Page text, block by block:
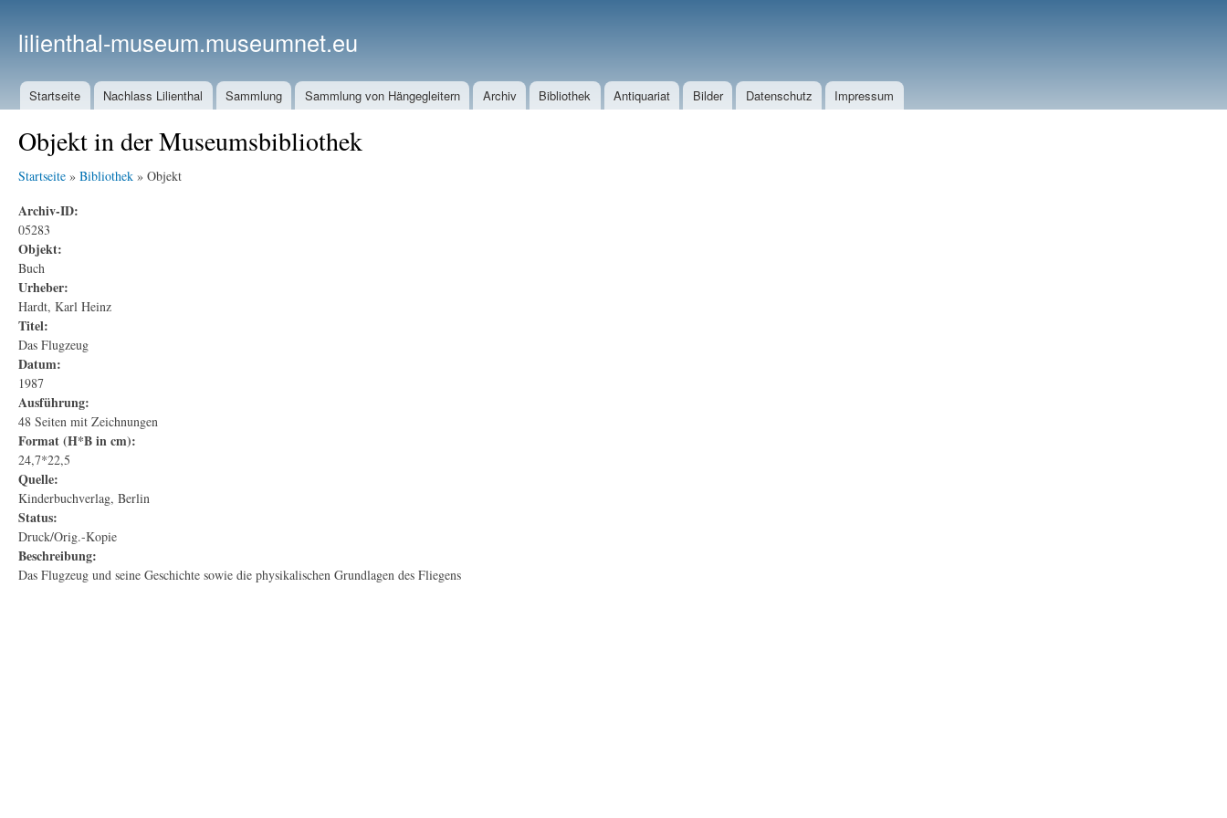
lilienthal-museum.museumnet.eu
Startseite Nachlass Lilienthal Sammlung Sammlung von Hängegleitern Archiv Bibliothek Antiquariat Bilder Datenschutz Impressum
Objekt in der Museumsbibliothek
Startseite » Bibliothek » Objekt
Archiv-ID:
05283
Objekt:
Buch
Urheber:
Hardt, Karl Heinz
Titel:
Das Flugzeug
Datum:
1987
Ausführung:
48 Seiten mit Zeichnungen
Format (H*B in cm):
24,7*22,5
Quelle:
Kinderbuchverlag, Berlin
Status:
Druck/Orig.-Kopie
Beschreibung:
Das Flugzeug und seine Geschichte sowie die physikalischen Grundlagen des Fliegens